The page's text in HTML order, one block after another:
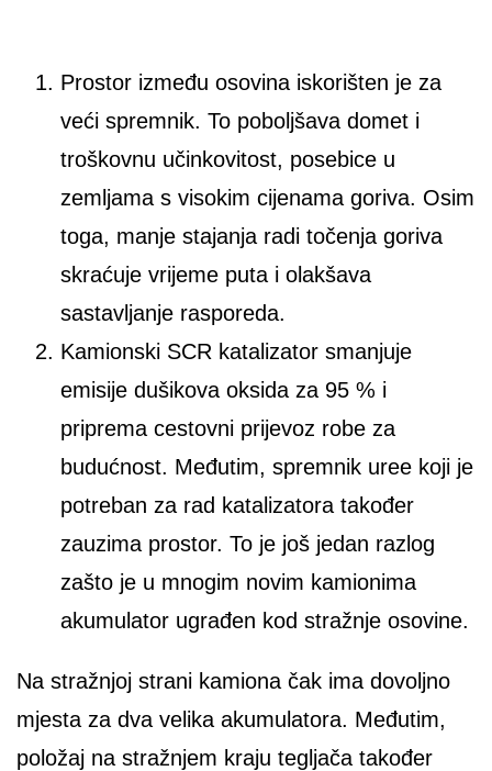
Prostor između osovina iskorišten je za
veći spremnik. To poboljšava domet i
troškovnu učinkovitost, posebice u
zemljama s visokim cijenama goriva. Osim
toga, manje stajanja radi točenja goriva
skraćuje vrijeme puta i olakšava
sastavljanje rasporeda.
Kamionski SCR katalizator smanjuje
emisije dušikova oksida za 95 % i
priprema cestovni prijevoz robe za
budućnost. Međutim, spremnik uree koji je
potreban za rad katalizatora također
zauzima prostor. To je još jedan razlog
zašto je u mnogim novim kamionima
akumulator ugrađen kod stražnje osovine.
Na stražnjoj strani kamiona čak ima dovoljno
mjesta za dva velika akumulatora. Međutim,
položaj na stražnjem kraju tegljača također